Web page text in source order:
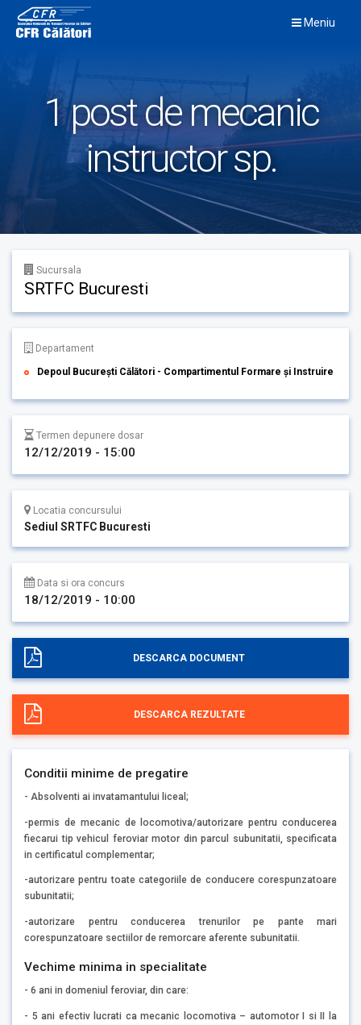
content
Meniu
1 post de mecanic
instructor sp.
Sucursala
SRTFC Bucuresti
Departament
Depoul București Călători - Compartimentul Formare și Instruire
Termen depunere dosar
12/12/2019 - 15:00
Locatia concursului
Sediul SRTFC Bucuresti
Data si ora concurs
18/12/2019 - 10:00
DESCARCA DOCUMENT
DESCARCA REZULTATE
Conditii minime de pregatire
- Absolventi ai invatamantului liceal;
-permis de mecanic de locomotiva/autorizare pentru conducerea
fiecarui tip vehicul feroviar motor din parcul subunitatii, specificata
in certificatul complementar;
-autorizare pentru toate categoriile de conducere corespunzatoare
subunitatii;
-autorizare pentru conducerea trenurilor pe pante mari
corespunzatoare sectiilor de remorcare aferente subunitatii.
Vechime minima in specialitate
- 6 ani in domeniul feroviar, din care:
- 5 ani efectiv lucrati ca mecanic locomotiva – automotor I si II la